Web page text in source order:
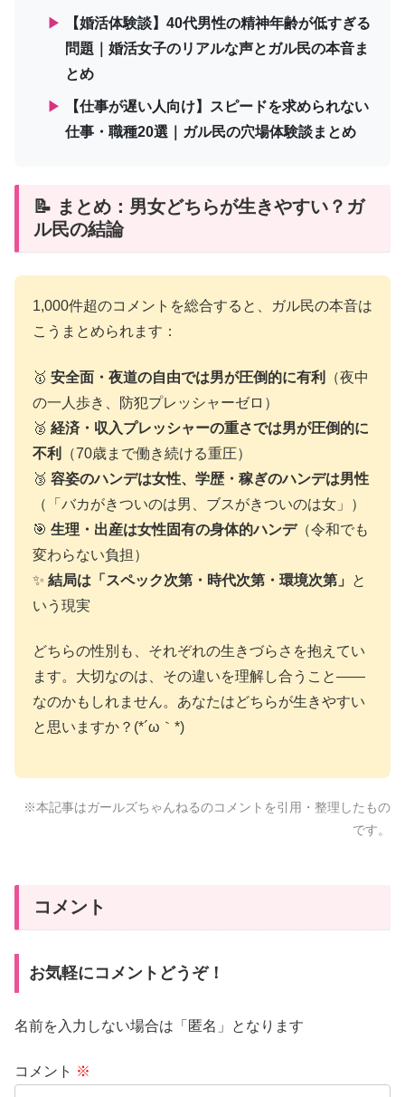
▶
【婚活体験談】40代男性の精神年齢が低すぎる
問題｜婚活女子のリアルな声とガル民の本音ま
とめ
▶
【仕事が遅い人向け】スピードを求められない
仕事・職種20選｜ガル民の穴場体験談まとめ
📝 まとめ：男女どちらが生きやすい？ガ
ル民の結論
1,000件超のコメントを総合すると、ガル民の本音は
こうまとめられます：
🥇 安全面・夜道の自由では男が圧倒的に有利
（夜中
の一人歩き、防犯プレッシャーゼロ）
🥈 経済・収入プレッシャーの重さでは男が圧倒的に
不利
（70歳まで働き続ける重圧）
🥉 容姿のハンデは女性、学歴・稼ぎのハンデは男性
（「バカがきついのは男、ブスがきついのは女」）
🎯 生理・出産は女性固有の身体的ハンデ（令和でも
変わらない負担）
✨ 結局は「スペック次第・時代次第・環境次第」
と
いう現実
どちらの性別も、それぞれの生きづらさを抱えてい
ます。大切なのは、その違いを理解し合うこと——
なのかもしれません。あなたはどちらが生きやすい
と思いますか？(*´ω｀*)
※本記事はガールズちゃんねるのコメントを引用・整理したもの
です。
コメント
お気軽にコメントどうぞ！
名前を入力しない場合は「匿名」となります
コメント ※